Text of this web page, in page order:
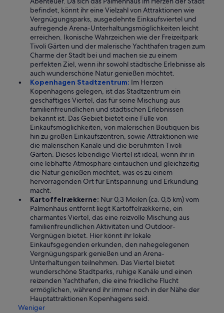
befindet, könnt ihr eine Vielzahl von Attraktionen wie
Vergnügungsparks, ausgedehnte Einkaufsviertel und
aufregende Arena-Unterhaltungsmöglichkeiten leicht
erreichen. Ikonische Wahrzeichen wie der Freizeitpark
Tivoli Gärten und der malerische Yachthafen tragen zum
Charme der Stadt bei und machen sie zu einem
perfekten Ziel, wenn ihr sowohl städtische Erlebnisse als
auch wunderschöne Natur genießen möchtet.
Kopenhagen Stadtzentrum: Im Herzen
Kopenhagens gelegen, ist das Stadtzentrum ein
geschäftiges Viertel, das für seine Mischung aus
familienfreundlichen und städtischen Erlebnissen
bekannt ist. Das Gebiet bietet eine Fülle von
Einkaufsmöglichkeiten, von malerischen Boutiquen bis
hin zu großen Einkaufszentren, sowie Attraktionen wie
die malerischen Kanäle und die berühmten Tivoli
Gärten. Dieses lebendige Viertel ist ideal, wenn ihr in
eine lebhafte Atmosphäre eintauchen und gleichzeitig
die Natur genießen möchtet, was es zu einem
hervorragenden Ort für Entspannung und Erkundung
macht.
Kartoffelrækkerne: Nur 0,3 Meilen (ca. 0,5 km) vom
Palmenhaus entfernt liegt Kartoffelrækkerne, ein
charmantes Viertel, das eine reizvolle Mischung aus
familienfreundlichen Aktivitäten und Outdoor-
Vergnügen bietet. Hier könnt ihr lokale
Einkaufsgegenden erkunden, den nahegelegenen
Vergnügungspark genießen und an Arena-
Unterhaltungen teilnehmen. Das Viertel bietet
wunderschöne Stadtparks, ruhige Kanäle und einen
reizenden Yachthafen, die eine friedliche Flucht
ermöglichen, während ihr immer noch in der Nähe der
Hauptattraktionen Kopenhagens seid.
Weniger